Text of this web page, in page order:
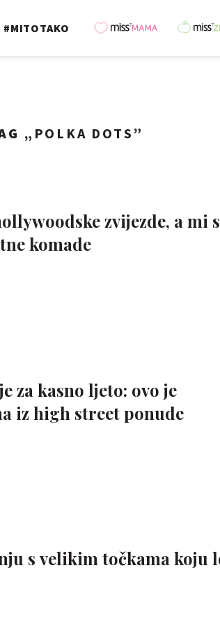
#MITOTAKO
„ POLKA DOTS ”
zvijezde, a mi
komade
za kasno ljeto: ovo je
iz high street ponude
s velikim točkama koju